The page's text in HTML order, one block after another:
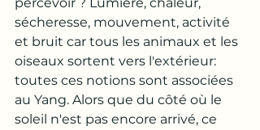
sécheresse, mouvement, activité
et bruit car tous les animaux et les
oiseaux sortent vers l'extérieur:
toutes ces notions sont associées
au Yang. Alors que du côté où le
soleil n'est pas encore arrivé, ce